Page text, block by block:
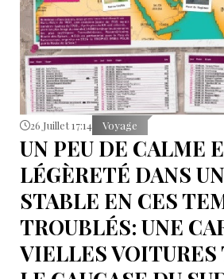
26 Juillet 17:14 Voyage
UN PEU DE CALME
LÉGÈRETÉ DANS
STABLE EN CES
TROUBLÉS: UNE
VIELLES VOITURES